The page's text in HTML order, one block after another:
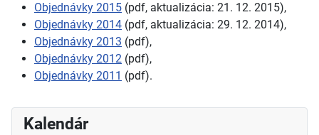
Objednávky 2015 (pdf, aktualizácia: 21. 12. 2015),
Objednávky 2014 (pdf, aktualizácia: 29. 12. 2014),
Objednávky 2013 (pdf),
Objednávky 2012 (pdf),
Objednávky 2011 (pdf).
Kalendár